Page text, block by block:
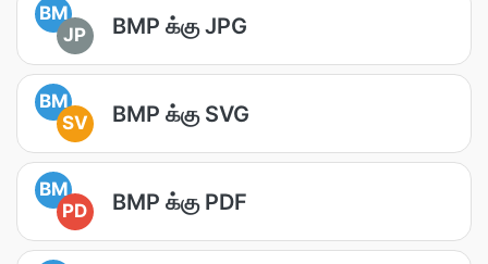
BM
JP
BMP க்கு JPG
BM
SV
BMP க்கு SVG
BM
PD
BMP க்கு PDF